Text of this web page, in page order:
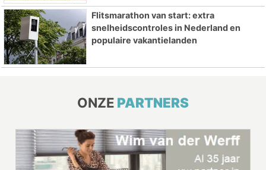
Flitsmarathon van start: extra
snelheidscontroles in Nederland en
populaire vakantielanden
ONZE PARTNERS